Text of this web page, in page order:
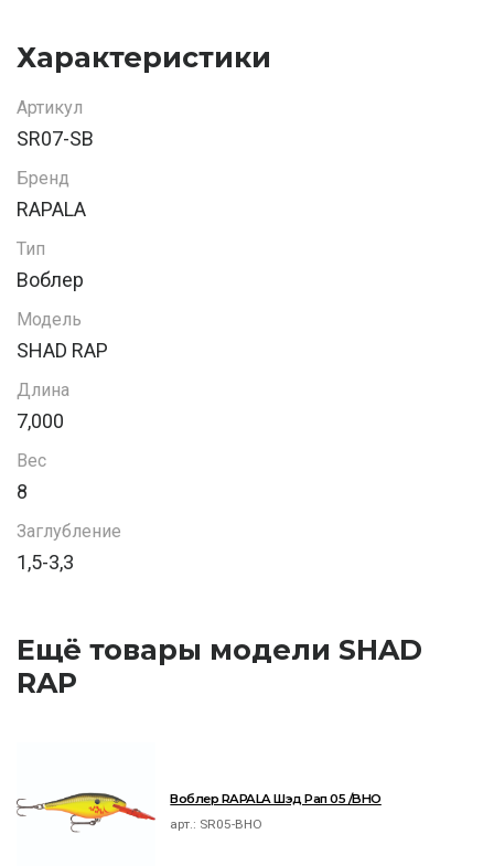
Характеристики
Артикул
SR07-SB
Бренд
RAPALA
Тип
Воблер
Модель
SHAD RAP
Длина
7,000
Вес
8
Заглубление
1,5-3,3
Ещё товары модели SHAD
RAP
Воблер RAPALA Шэд Рап 05 /BHO
арт.: SR05-BHO